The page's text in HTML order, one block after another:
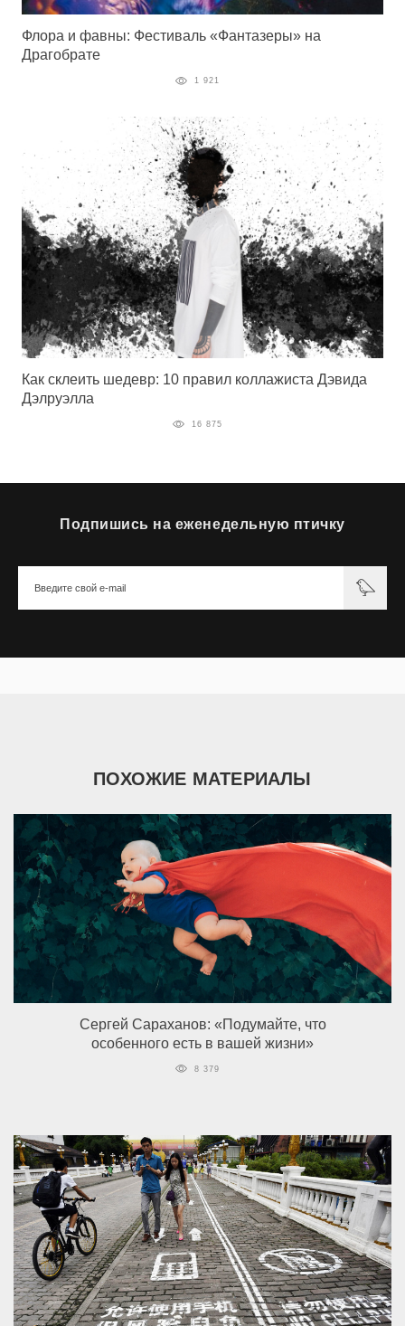
Флора и фавны: Фестиваль «Фантазеры» на
Драгобрате
1 921
Как склеить шедевр: 10 правил коллажиста Дэвида
Дэлруэлла
16 875
Подпишись на еженедельную птичку
ПОХОЖИЕ МАТЕРИАЛЫ
Сергей Сараханов: «Подумайте, что
особенного есть в вашей жизни»
8 379